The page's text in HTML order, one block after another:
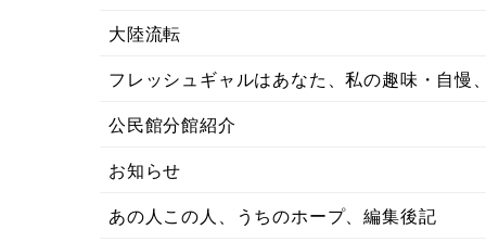
大陸流転
フレッシュギャルはあなた、私の趣味・自慢
公民館分館紹介
お知らせ
あの人この人、うちのホープ、編集後記